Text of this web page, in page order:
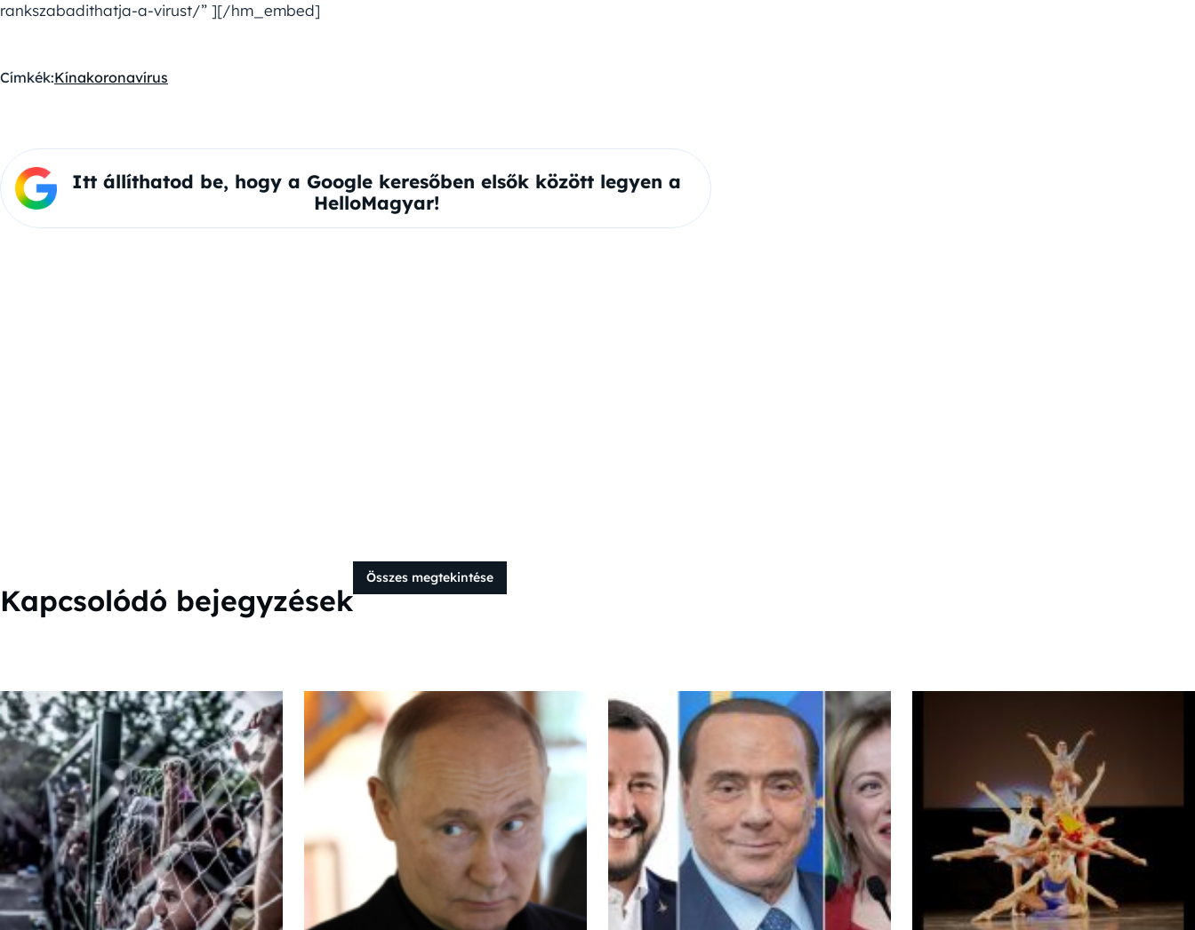
rankszabadithatja-a-virust/” ][/hm_embed]
Címkék:Kínakoronavírus
Itt állíthatod be, hogy a Google keresőben elsők között legyen a
HelloMagyar!
Kapcsolódó bejegyzések
Összes megtekintése